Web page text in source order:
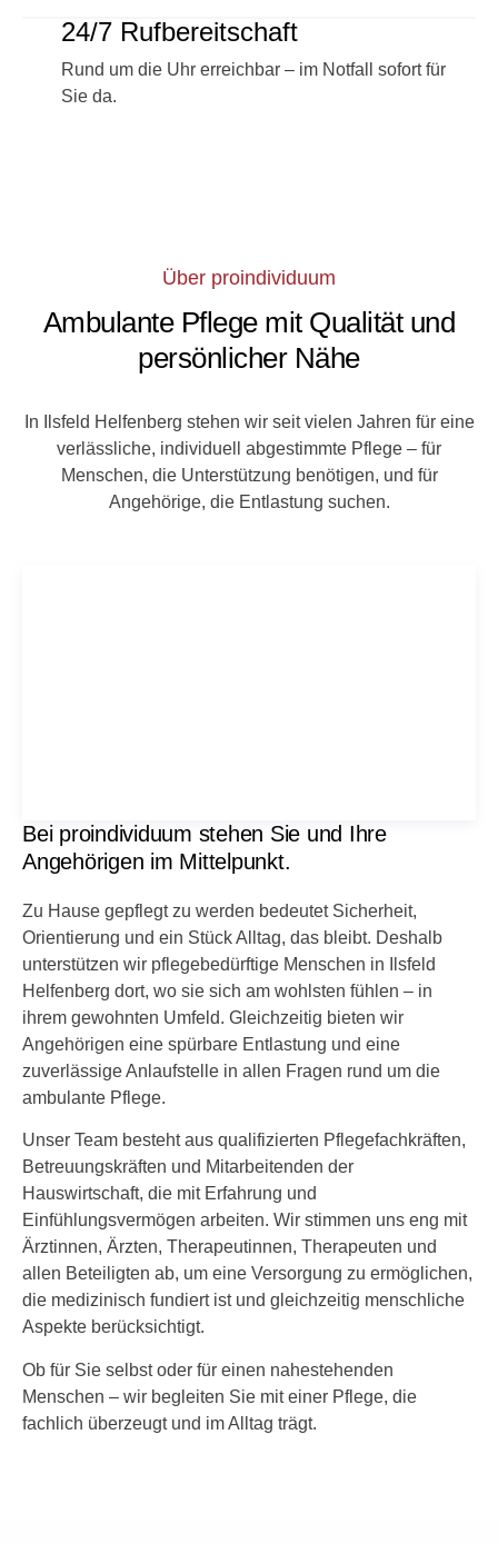
24/7 Rufbereitschaft
Rund um die Uhr erreichbar – im Notfall sofort für
Sie da.
Über proindividuum
Ambulante Pflege mit Qualität und
persönlicher Nähe
In Ilsfeld Helfenberg stehen wir seit vielen Jahren für eine
verlässliche, individuell abgestimmte Pflege – für
Menschen, die Unterstützung benötigen, und für
Angehörige, die Entlastung suchen.
Bei proindividuum stehen Sie und Ihre
Angehörigen im Mittelpunkt.
Zu Hause gepflegt zu werden bedeutet Sicherheit,
Orientierung und ein Stück Alltag, das bleibt. Deshalb
unterstützen wir pflegebedürftige Menschen in Ilsfeld
Helfenberg dort, wo sie sich am wohlsten fühlen – in
ihrem gewohnten Umfeld. Gleichzeitig bieten wir
Angehörigen eine spürbare Entlastung und eine
zuverlässige Anlaufstelle in allen Fragen rund um die
ambulante Pflege.
Unser Team besteht aus qualifizierten Pflegefachkräften,
Betreuungskräften und Mitarbeitenden der
Hauswirtschaft, die mit Erfahrung und
Einfühlungsvermögen arbeiten. Wir stimmen uns eng mit
Ärztinnen, Ärzten, Therapeutinnen, Therapeuten und
allen Beteiligten ab, um eine Versorgung zu ermöglichen,
die medizinisch fundiert ist und gleichzeitig menschliche
Aspekte berücksichtigt.
Ob für Sie selbst oder für einen nahestehenden
Menschen – wir begleiten Sie mit einer Pflege, die
fachlich überzeugt und im Alltag trägt.